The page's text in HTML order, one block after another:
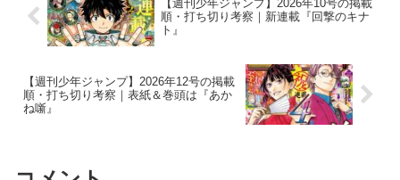
【週刊少年ジャンプ】2026年10号の掲載
順・打ち切り考察｜新連載『回撃のキナ
ト』
【週刊少年ジャンプ】2026年12号の掲載
順・打ち切り考察｜表紙＆巻頭は『あか
ね噺』